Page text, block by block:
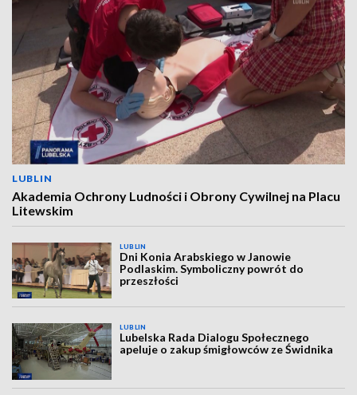
LUBLIN
Akademia Ochrony Ludności i Obrony Cywilnej na Placu
Litewskim
LUBLIN
Dni Konia Arabskiego w Janowie
Podlaskim. Symboliczny powrót do
przeszłości
LUBLIN
Lubelska Rada Dialogu Społecznego
apeluje o zakup śmigłowców ze Świdnika